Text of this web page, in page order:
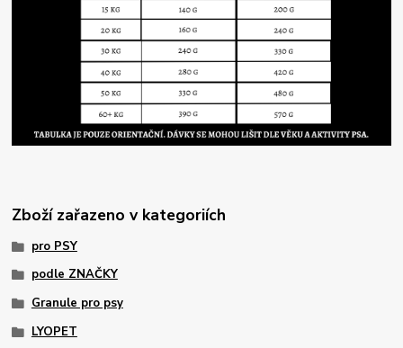
Zboží zařazeno v kategoriích
pro PSY
podle ZNAČKY
Granule pro psy
LYOPET